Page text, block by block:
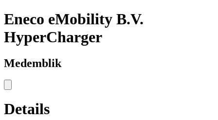
Eneco eMobility B.V.
HyperCharger
Medemblik
Details